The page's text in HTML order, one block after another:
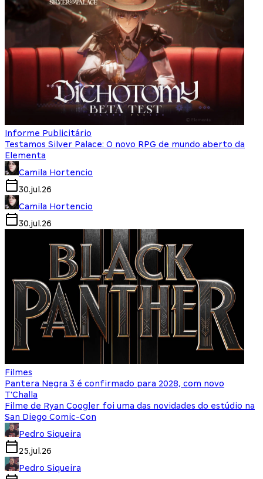
Informe Publicitário
Testamos Silver Palace: O novo RPG de mundo aberto da
Elementa
Camila Hortencio
30.jul.26
Camila Hortencio
30.jul.26
Filmes
Pantera Negra 3 é confirmado para 2028, com novo
T'Challa
Filme de Ryan Coogler foi uma das novidades do estúdio na
San Diego Comic-Con
Pedro Siqueira
25.jul.26
Pedro Siqueira